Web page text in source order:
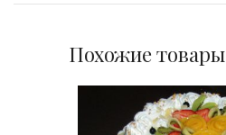
Похожие товары